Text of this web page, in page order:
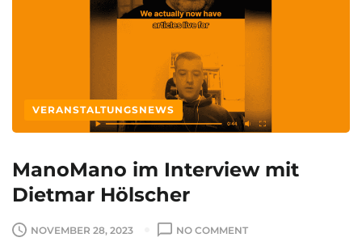
VERANSTALTUNGSNEWS
ManoMano im Interview mit
Dietmar Hölscher
NOVEMBER 28, 2023 NO COMMENTO